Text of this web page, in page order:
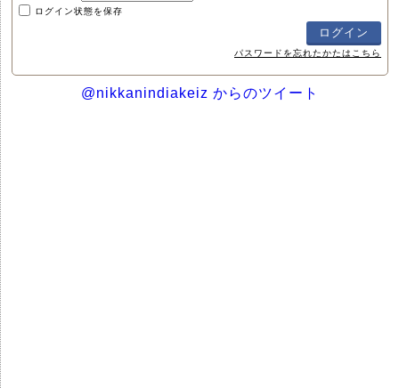
ログイン状態を保存
パスワードを忘れたかたはこちら
@nikkanindiakeiz からのツイート